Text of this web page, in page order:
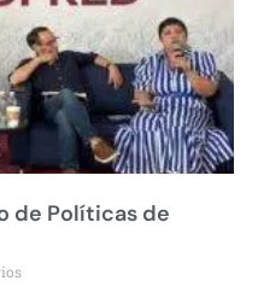
de Políticas de